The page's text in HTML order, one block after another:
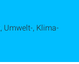
Umwelt-, Klima-